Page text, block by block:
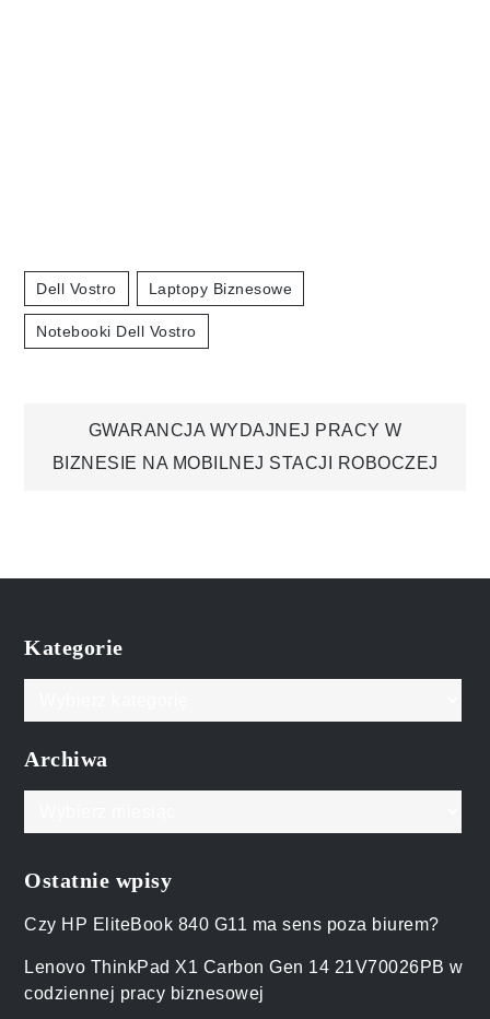
Dell Vostro Laptopy Biznesowe
Notebooki Dell Vostro
Nawigacja
GWARANCJA WYDAJNEJ PRACY W
BIZNESIE NA MOBILNEJ STACJI ROBOCZEJ
Kategorie
Archiwa
Ostatnie wpisy
Czy HP EliteBook 840 G11 ma sens poza biurem?
Lenovo ThinkPad X1 Carbon Gen 14 21V70026PB w
codziennej pracy biznesowej